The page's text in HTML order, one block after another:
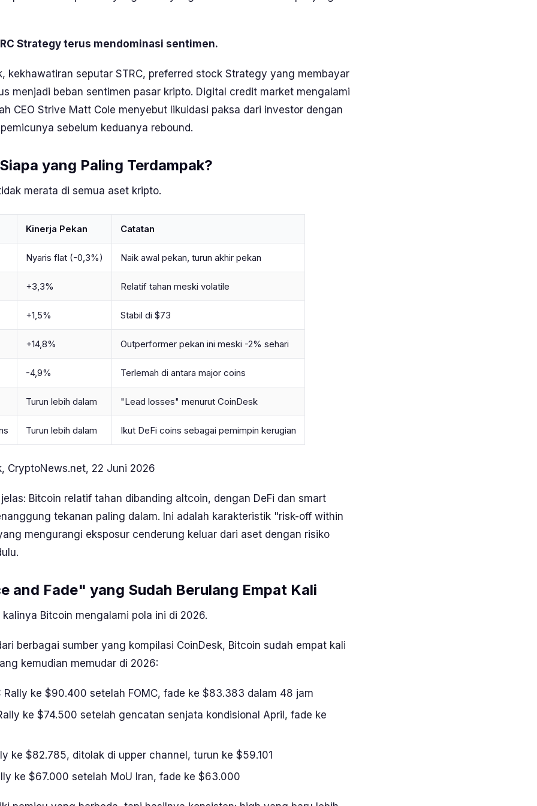
Strategy terus mendominasi sentimen.
kekhawatiran seputar STRC, preferred stock Strategy yang membayar
menjadi beban sentimen pasar kripto. Digital credit market mengalami
CEO Strive Matt Cole menyebut likuidasi paksa dari investor dengan
sebelum keduanya rebound.
yang Paling Terdampak?
merata di semua aset kripto.
Kinerja Pekan Catatan
Nyaris flat (-0,3%) Naik awal pekan, turun akhir pekan
+3,3% Relatif tahan meski volatile
+1,5% Stabil di $73
+14,8% Outperformer pekan ini meski -2% sehari
-4,9% Terlemah di antara major coins
Turun lebih dalam "Lead losses" menurut CoinDesk
Turun lebih dalam Ikut DeFi coins sebagai pemimpin kerugian
CryptoNews.net, 22 Juni 2026
Bitcoin relatif tahan dibanding altcoin, dengan DeFi dan smart
tekanan paling dalam. Ini adalah karakteristik "risk-off within
mengurangi eksposur cenderung keluar dari aset dengan risiko
and Fade" yang Sudah Berulang Empat Kali
Bitcoin mengalami pola ini di 2026.
berbagai sumber yang kompilasi CoinDesk, Bitcoin sudah empat kali
kemudian memudar di 2026:
Rally ke $90.400 setelah FOMC, fade ke $83.383 dalam 48 jam
ke $74.500 setelah gencatan senjata kondisional April, fade ke
ke $82.785, ditolak di upper channel, turun ke $59.101
ke $67.000 setelah MoU Iran, fade ke $63.000